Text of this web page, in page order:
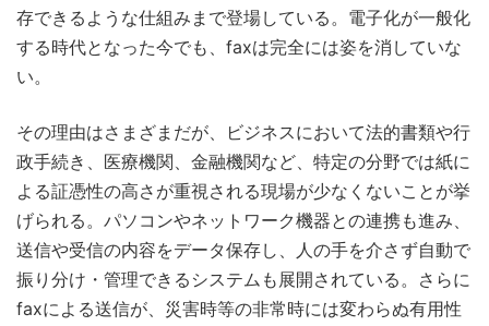
存できるような仕組みまで登場している。電子化が一般化
する時代となった今でも、faxは完全には姿を消していな
い。
その理由はさまざまだが、ビジネスにおいて法的書類や行
政手続き、医療機関、金融機関など、特定の分野では紙に
よる証憑性の高さが重視される現場が少なくないことが挙
げられる。パソコンやネットワーク機器との連携も進み、
送信や受信の内容をデータ保存し、人の手を介さず自動で
振り分け・管理できるシステムも展開されている。さらに
faxによる送信が、災害時等の非常時には変わらぬ有用性